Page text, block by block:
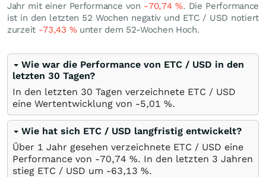
Jahr mit einer Performance von -70,74 %. Die Performance
ist in den letzten 52 Wochen negativ und ETC / USD notiert
zurzeit -73,43 %unter dem 52-Wochen Hoch.
Wie war die Performance von ETC / USD in den
letzten 30 Tagen?
In den letzten 30 Tagen verzeichnete ETC / USD
eine Wertentwicklung von -5,01 %.
Wie hat sich ETC / USD langfristig entwickelt?
Über 1 Jahr gesehen verzeichnete ETC / USD eine
Performance von -70,74 %. In den letzten 3 Jahren
stieg ETC / USD um -63,13 %.